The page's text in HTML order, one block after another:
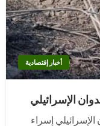
أخبار إقتصادية
الإسرائيلي
إسراء